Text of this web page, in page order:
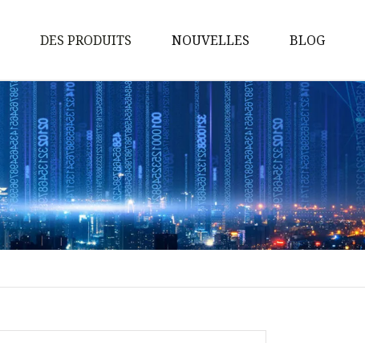
DES PRODUITS
Commutateur réseau
Adaptateur de réseau
Electronique grand public
Commutateur POE
Adaptateur TYPE-C
Commutateur non POE
Module d'alimentation POE
NOUVELLES BLOG